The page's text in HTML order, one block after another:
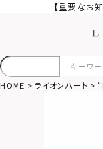
【重要なお
HOME ライオンハート